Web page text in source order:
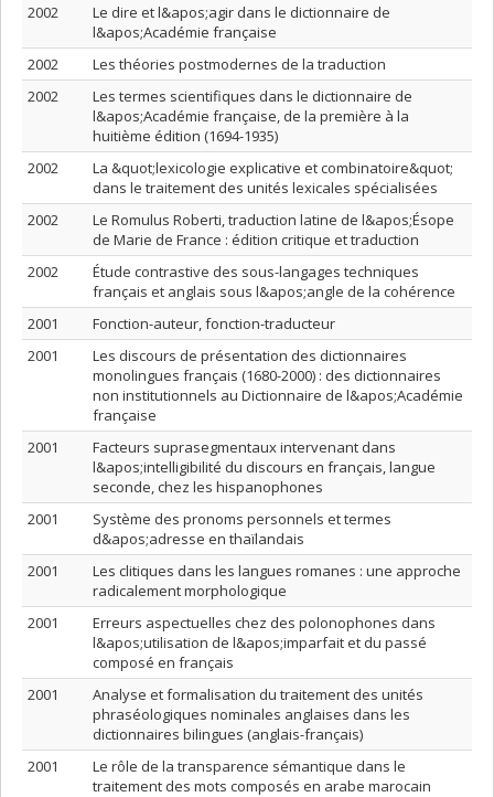
2002
Le dire et l&apos;agir dans le dictionnaire de
l&apos;Académie française
2002
Les théories postmodernes de la traduction
2002
Les termes scientifiques dans le dictionnaire de
l&apos;Académie française, de la première à la
huitième édition (1694-1935)
2002
La &quot;lexicologie explicative et combinatoire&quot;
dans le traitement des unités lexicales spécialisées
2002
Le Romulus Roberti, traduction latine de l&apos;Ésope
de Marie de France : édition critique et traduction
2002
Étude contrastive des sous-langages techniques
français et anglais sous l&apos;angle de la cohérence
2001
Fonction-auteur, fonction-traducteur
2001
Les discours de présentation des dictionnaires
monolingues français (1680-2000) : des dictionnaires
non institutionnels au Dictionnaire de l&apos;Académie
française
2001
Facteurs suprasegmentaux intervenant dans
l&apos;intelligibilité du discours en français, langue
seconde, chez les hispanophones
2001
Système des pronoms personnels et termes
d&apos;adresse en thaïlandais
2001
Les clitiques dans les langues romanes : une approche
radicalement morphologique
2001
Erreurs aspectuelles chez des polonophones dans
l&apos;utilisation de l&apos;imparfait et du passé
composé en français
2001
Analyse et formalisation du traitement des unités
phraséologiques nominales anglaises dans les
dictionnaires bilingues (anglais-français)
2001
Le rôle de la transparence sémantique dans le
traitement des mots composés en arabe marocain